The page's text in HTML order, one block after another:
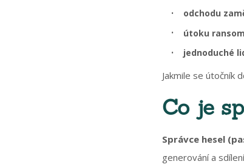
odchodu
útoku
jednoduché
Jakmile se útočník
Co je
Správce hesel
generování a